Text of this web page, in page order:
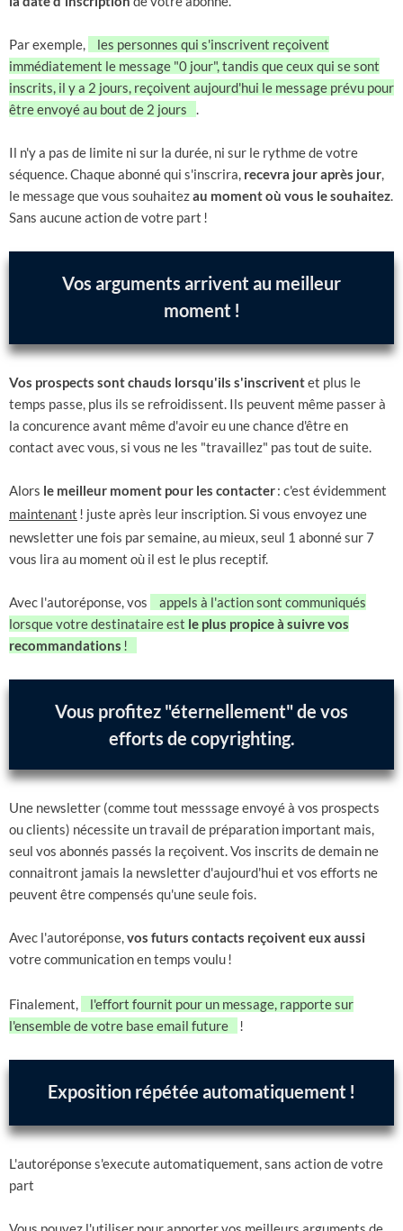
Par exemple,
les personnes qui s'inscrivent reçoivent
immédiatement le message "0 jour", tandis que ceux qui se sont
inscrits, il y a 2 jours, reçoivent aujourd'hui le message prévu pour
être envoyé au bout de 2 jours
.
Il n'y a pas de limite ni sur la durée, ni sur le rythme de votre
séquence. Chaque abonné qui s'inscrira, recevra jour après jour,
le message que vous souhaitezau moment où vous le souhaitez.
Sans aucune action de votre part !
Vos arguments arrivent au meilleur
moment !
Vos prospects sont chauds lorsqu'ils s'inscriventet plus le
temps passe, plus ils se refroidissent. Ils peuvent même passer à
la concurence avant même d'avoir eu une chance d'être en
contact avec vous, si vous ne les "travaillez" pas tout de suite.
Alors le meilleur moment pour les contacter: c'est évidemment
maintenant ! juste après leur inscription. Si vous envoyez une
newsletter une fois par semaine, au mieux, seul 1 abonné sur 7
vous lira au moment où il est le plus receptif.
Avec l'autoréponse, vos
appels à l'action sont communiqués
lorsque votre destinataire est le plus propice à suivre vos
recommandations !
Vous profitez "éternellement" de vos
efforts de copyrighting.
Une newsletter (comme tout messsage envoyé à vos prospects
ou clients) nécessite un travail de préparation important mais,
seul vos abonnés passés la reçoivent. Vos inscrits de demain ne
connaitront jamais la newsletter d'aujourd'hui et vos efforts ne
peuvent être compensés qu'une seule fois.
Avec l'autoréponse,vos futurs contacts reçoivent eux aussi
votre communication en temps voulu!
Finalement,
l'effort fournit pour un message, rapporte sur
l'ensemble de votre base email future
!
Exposition répétée automatiquement !
L'autoréponse s'execute automatiquement, sans action de votre
part